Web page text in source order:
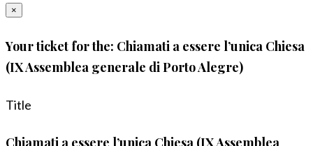
×
Your ticket for the: Chiamati a essere l’unica Chiesa
(IX Assemblea generale di Porto Alegre)
Title
Chiamati a essere l’unica Chiesa (IX Assemblea